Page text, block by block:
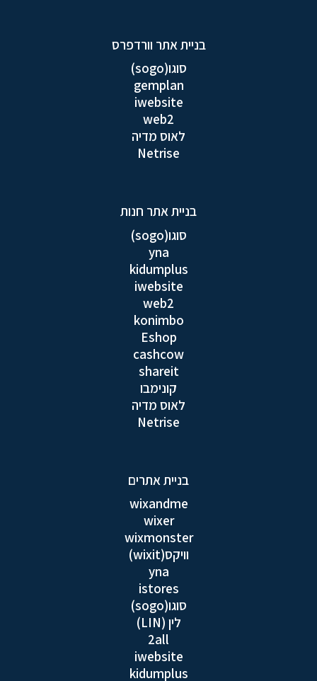
בניית אתר וורדפרס
סוגו(sogo)
gemplan
iwebsite
web2
לאוס מדיה
Netrise
בניית אתר חנות
סוגו(sogo)
yna
kidumplus
iwebsite
web2
konimbo
Eshop
cashcow
shareit
קונימבו
לאוס מדיה
Netrise
בניית אתרים
wixandme
wixer
wixmonster
וויקס(wixit)
yna
istores
סוגו(sogo)
לין (LIN)
2all
iwebsite
kidumplus